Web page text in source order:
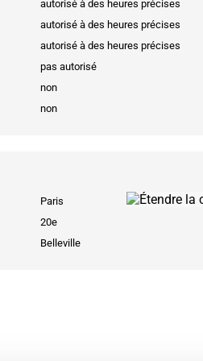
autorisé à des heures précises
autorisé à des heures précises
autorisé à des heures précises
pas autorisé
non
non
Paris
20e
Belleville